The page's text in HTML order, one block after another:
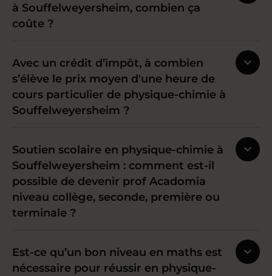
à Souffelweyersheim, combien ça
coûte ?
Avec un crédit d’impôt, à combien
s’élève le prix moyen d'une heure de
cours particulier de physique-chimie à
Souffelweyersheim ?
Soutien scolaire en physique-chimie à
Souffelweyersheim : comment est-il
possible de devenir prof Acadomia
niveau collège, seconde, première ou
terminale ?
Est-ce qu’un bon niveau en maths est
nécessaire pour réussir en physique-